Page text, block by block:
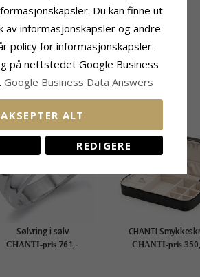
Ringskinne
Bredde Topp:
Bredde Bunn:5,0 mm
Tykkelse Topp:1,8 mm
Tykkelse Bunn: 1,8 mm
KJØPER OGSÅ
Sølvring i sølv
CHANTI-pris 761,-
CHANTI
smykkeskrin i
CHANTI-pris
Du kan finne ut
av informasjonskapsler og andre
policy for informasjonskapsler.
på nettstedet Google Business
Google Business Data Answers
AKSEPTER ALT
REDIGERE